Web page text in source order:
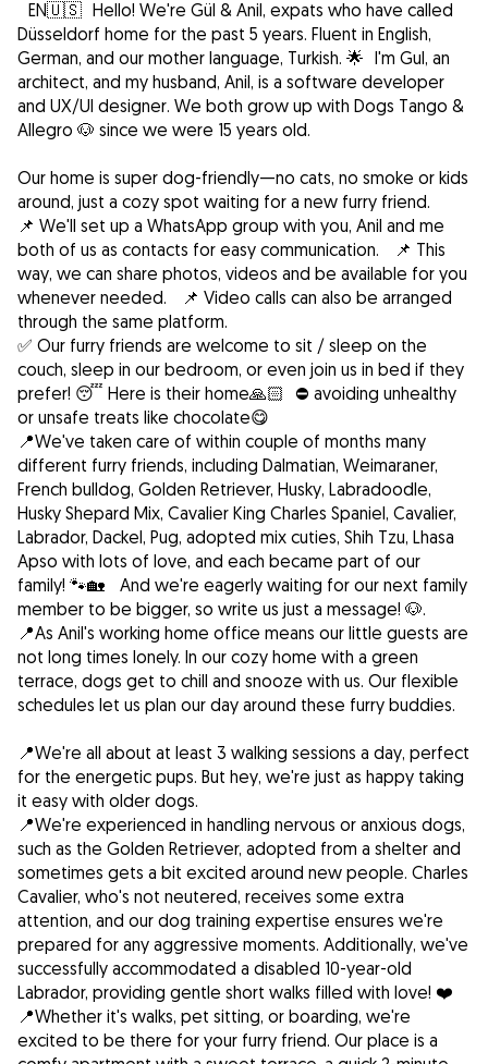
EN🇺🇸 Hello! We're Gül & Anil, expats who have called
Düsseldorf home for the past 5 years. Fluent in English,
German, and our mother language, Turkish. 🌟 I'm Gul, an
architect, and my husband, Anil, is a software developer
and UX/UI designer. We both grow up with Dogs Tango &
Allegro 🐶 since we were 15 years old.
Our home is super dog-friendly—no cats, no smoke or kids
around, just a cozy spot waiting for a new furry friend.
📌 We'll set up a WhatsApp group with you, Anil and me
both of us as contacts for easy communication. 📌 This
way, we can share photos, videos and be available for you
whenever needed. 📌 Video calls can also be arranged
through the same platform.
✅ Our furry friends are welcome to sit / sleep on the
couch, sleep in our bedroom, or even join us in bed if they
prefer! 😴 Here is their home🙏🏻 ⛔️ avoiding unhealthy
or unsafe treats like chocolate😋
📍We've taken care of within couple of months many
different furry friends, including Dalmatian, Weimaraner,
French bulldog, Golden Retriever, Husky, Labradoodle,
Husky Shepard Mix, Cavalier King Charles Spaniel, Cavalier,
Labrador, Dackel, Pug, adopted mix cuties, Shih Tzu, Lhasa
Apso with lots of love, and each became part of our
family! 🐾🏡 And we're eagerly waiting for our next family
member to be bigger, so write us just a message! 🐶.
📍As Anil's working home office means our little guests are
not long times lonely. In our cozy home with a green
terrace, dogs get to chill and snooze with us. Our flexible
schedules let us plan our day around these furry buddies.
📍We're all about at least 3 walking sessions a day, perfect
for the energetic pups. But hey, we're just as happy taking
it easy with older dogs.
📍We're experienced in handling nervous or anxious dogs,
such as the Golden Retriever, adopted from a shelter and
sometimes gets a bit excited around new people. Charles
Cavalier, who's not neutered, receives some extra
attention, and our dog training expertise ensures we're
prepared for any aggressive moments. Additionally, we've
successfully accommodated a disabled 10-year-old
Labrador, providing gentle short walks filled with love! ❤️
📍Whether it's walks, pet sitting, or boarding, we're
excited to be there for your furry friend. Our place is a